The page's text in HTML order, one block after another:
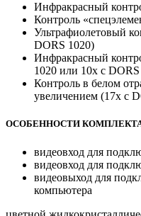
Инфракрасный
Контроль
Ультрафиолетовый
DORS 1020)
Инфракрасный
1020 или 10х с
Контроль в белом
увеличением (17х с
ОСОБЕННОСТИ
видеовход для
видеовход для
видеовыход для
компьютера